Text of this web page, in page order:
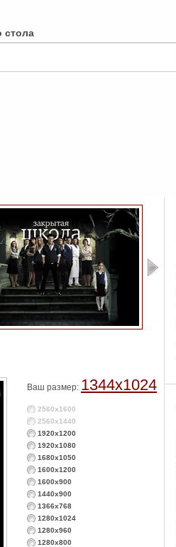
стола
Ваш размер: 1344x1024
2560x1600
2560x1440
1920x1200
1920x1080
1680x1050
1600x1200
1600x900
1440x900
1366x768
1280x1024
1280x960
1280x800